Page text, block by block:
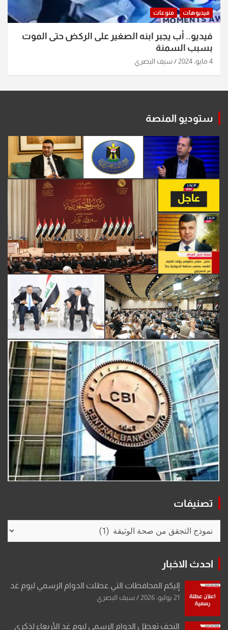
فيديوهات منوعات
فيديو.. أب يجبر ابنه الصغير على الركض حتى الموت
بسبب السمنة
4 مايو، 2024 سيف البصري
ستوديو المنصة
تصنيفات
احدث الاخبار
إليكم المحافظات التي عطلت الدوام الرسمي ليوم غد
21 يوليو، 2026 سيف البصري
النجف تعطل الدوام الرسمي ليوم غد الأربعاء لذكرى